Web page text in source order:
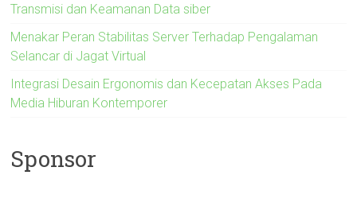
Transmisi dan Keamanan Data siber
Menakar Peran Stabilitas Server Terhadap Pengalaman
Selancar di Jagat Virtual
Integrasi Desain Ergonomis dan Kecepatan Akses Pada
Media Hiburan Kontemporer
Sponsor